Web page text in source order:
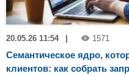
20.05.26 11:54 1571
Семантическое ядро,
клиентов: как собрать